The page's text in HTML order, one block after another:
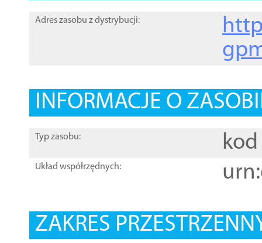
Adres zasobu z dystrybucji:
INFORMACJE O
Typ zasobu: kod
Układ współrzędnych:
ZAKRES